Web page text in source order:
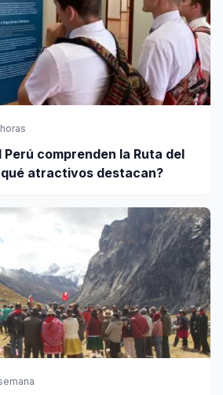
Perú comprenden la Ruta del
qué atractivos destacan?